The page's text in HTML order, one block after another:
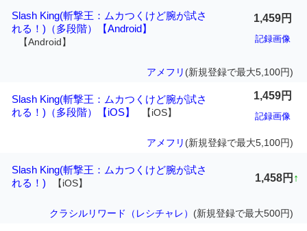
Slash King(斬撃王：ムカつくけど腕が試さ
れる！)（多段階）【Android】
【Android】
1,459円
記録画像
アメフリ (新規登録で最大5,100円)
Slash King(斬撃王：ムカつくけど腕が試さ
れる！)（多段階）【iOS】
【iOS】
1,459円
記録画像
アメフリ (新規登録で最大5,100円)
Slash King(斬撃王：ムカつくけど腕が試さ
れる！)
【iOS】 1,458円 ↑
クラシルリワード（レシチャレ） (新規登録で最大500円)